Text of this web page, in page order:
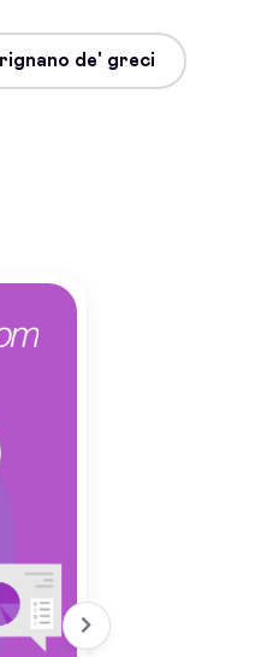
de' greci